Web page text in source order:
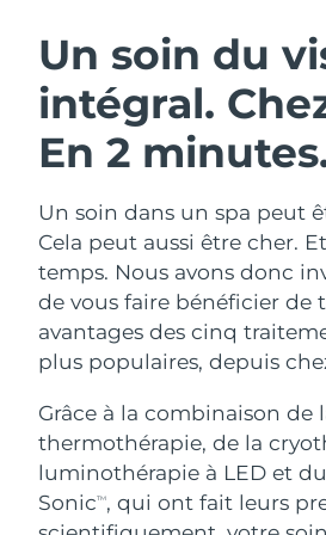
Un soin du
intégral.
En 2
Un soin dans un spa peut
Cela peut aussi être cher.
temps. Nous avons donc
de vous faire bénéficier de
avantages des cinq
plus populaires, depuis
Grâce à la combinaison de
thermothérapie, de la
luminothérapie à LED et
SonicTM, qui ont fait leurs
Nettoyage du visage
Anti-aging massage
LUNA™ 4 Plus
Massage, LED
LUNA™ 4 Men
For men, anti-aging
Microcurrent toning
BEAR™ 2 go
Microcurrent toning
BEAR™ 2 eyes
Microcurrent line
Hydratation
UFO™ 3 coffret
Deep facial
UFO™ 3 LED
Near-infrared and
device
issa™ 4
Hybrid silicone sonic
issa™ 4 plus
Smart hybrid
FAQ™ TRAITEMENT
Anti-âge
Autriche
Bahreïn
Belgique
Bermudes
Bosnie-Herzégovine
Bulgarie
Canada
Chili